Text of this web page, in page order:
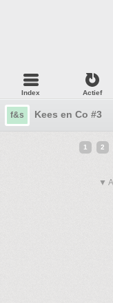
Index Actief
f&s Kees en Co #3
1 2
▼